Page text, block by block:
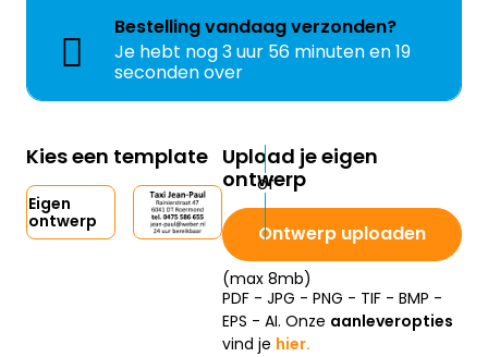
Bestellingvandaagverzonden?
Je hebt nog3 uur 56 minuten en 19
seconden over
Kies een template
Eigen
ontwerp
Upload je eigen
ontwerp
Ontwerp uploaden
(max 8mb)
PDF - JPG - PNG - TIF - BMP -
EPS - AI. Onze aanleveropties
vind je hier.